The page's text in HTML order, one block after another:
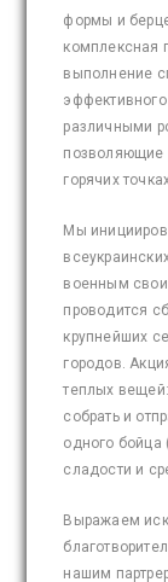
формы и
комплексная
выполнение
различными
позволяющие
горячих
Мы
военным
проводится
крупнейших
городов.
теплых
собрать и
одного бойца
сладости и
Выражаем
нашим